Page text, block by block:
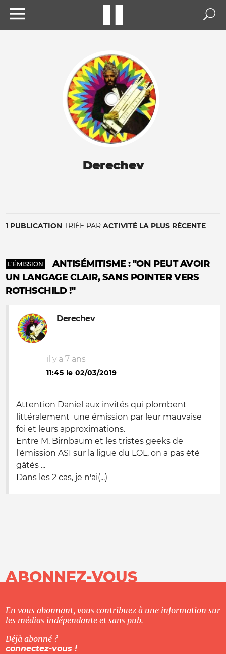
Derechev
1 PUBLICATION TRIÉE PAR ACTIVITÉ LA PLUS RÉCENTE
L'ÉMISSION
ANTISÉMITISME : "ON PEUT AVOIR
UN LANGAGE CLAIR, SANS POINTER VERS
ROTHSCHILD !"
Derechev
il y a 7 ans
11:45 le 02/03/2019
Attention Daniel aux invités qui plombent
littéralement une émission par leur mauvaise
foi et leurs approximations.
Entre M. Birnbaum et les tristes geeks de
l'émission ASI sur la ligue du LOL, on a pas été
gâtés ...
Dans les 2 cas, je n'ai(...)
ABONNEZ-VOUS
En vous abonnant, vous contribuez à une information sur
les médias indépendante et sans pub.
Déjà abonné ?
connectez-vous !